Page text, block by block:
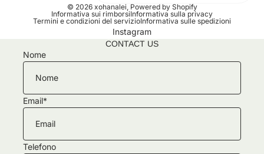
© 2026 xohanalei, Powered by Shopify
Informativa sui rimborsiInformativa sulla privacy
Termini e condizioni del servizioInformativa sulle spedizioni
Instagram
CONTACT US
Nome
Email*
Telefono